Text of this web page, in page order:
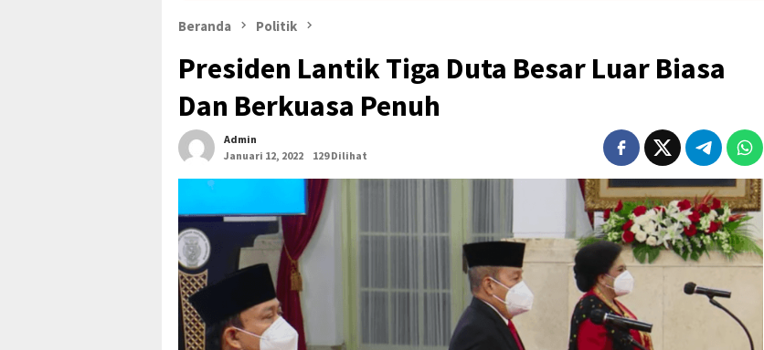
Beranda Politik
Presiden Lantik Tiga Duta Besar Luar Biasa
Dan Berkuasa Penuh
Admin
Januari 12, 2022
129 Dilihat